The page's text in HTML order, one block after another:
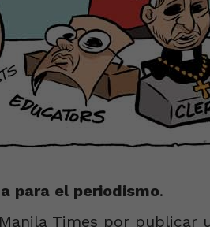
para el periodismo.
Times por publicar